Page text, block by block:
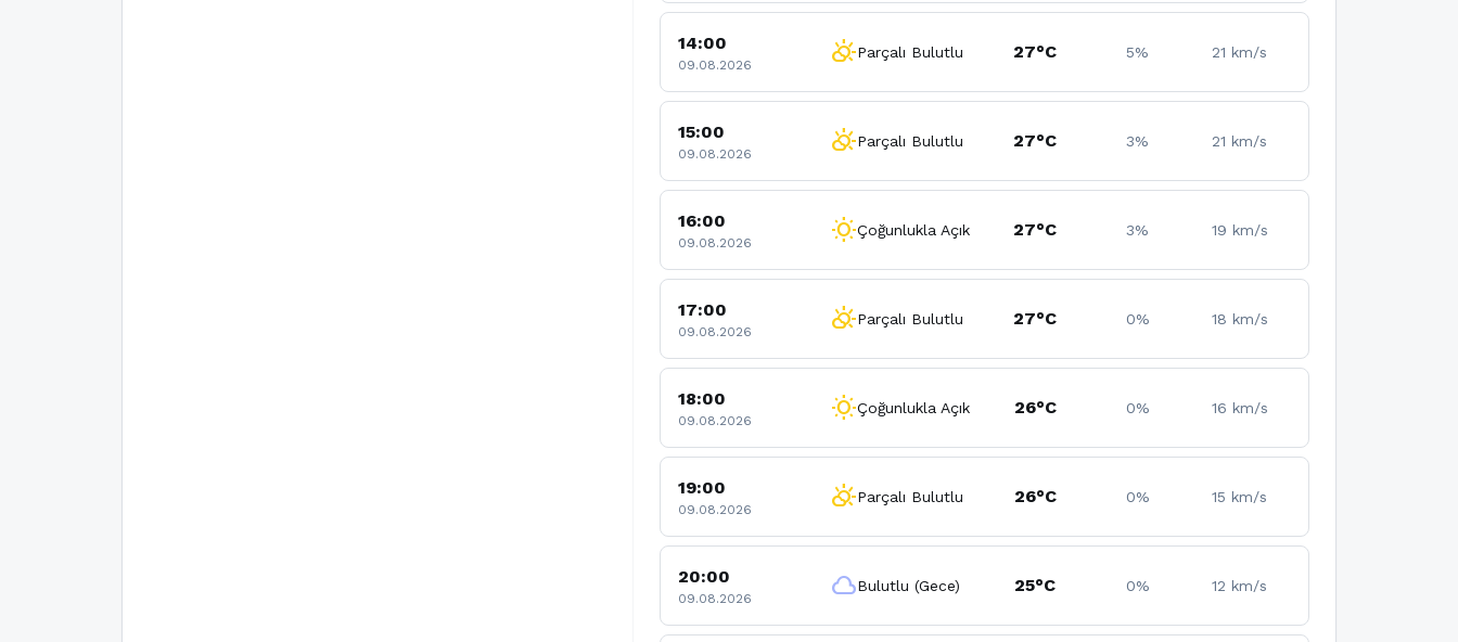
14:00
09.08.2026 partly_cloudy_dayParçalı Bulutlu 27°C 5% 21 km/s
15:00
09.08.2026 partly_cloudy_dayParçalı Bulutlu 27°C 3% 21 km/s
16:00
09.08.2026 wb_sunnyÇoğunlukla Açık 27°C 3% 19 km/s
17:00
09.08.2026 partly_cloudy_dayParçalı Bulutlu 27°C 0% 18 km/s
18:00
09.08.2026 wb_sunnyÇoğunlukla Açık 26°C 0% 16 km/s
19:00
09.08.2026 partly_cloudy_dayParçalı Bulutlu 26°C 0% 15 km/s
20:00
09.08.2026 cloudBulutlu (Gece) 25°C 0% 12 km/s